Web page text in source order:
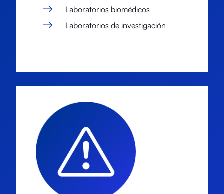
Laboratorios biomédicos
Laboratorios de investigación